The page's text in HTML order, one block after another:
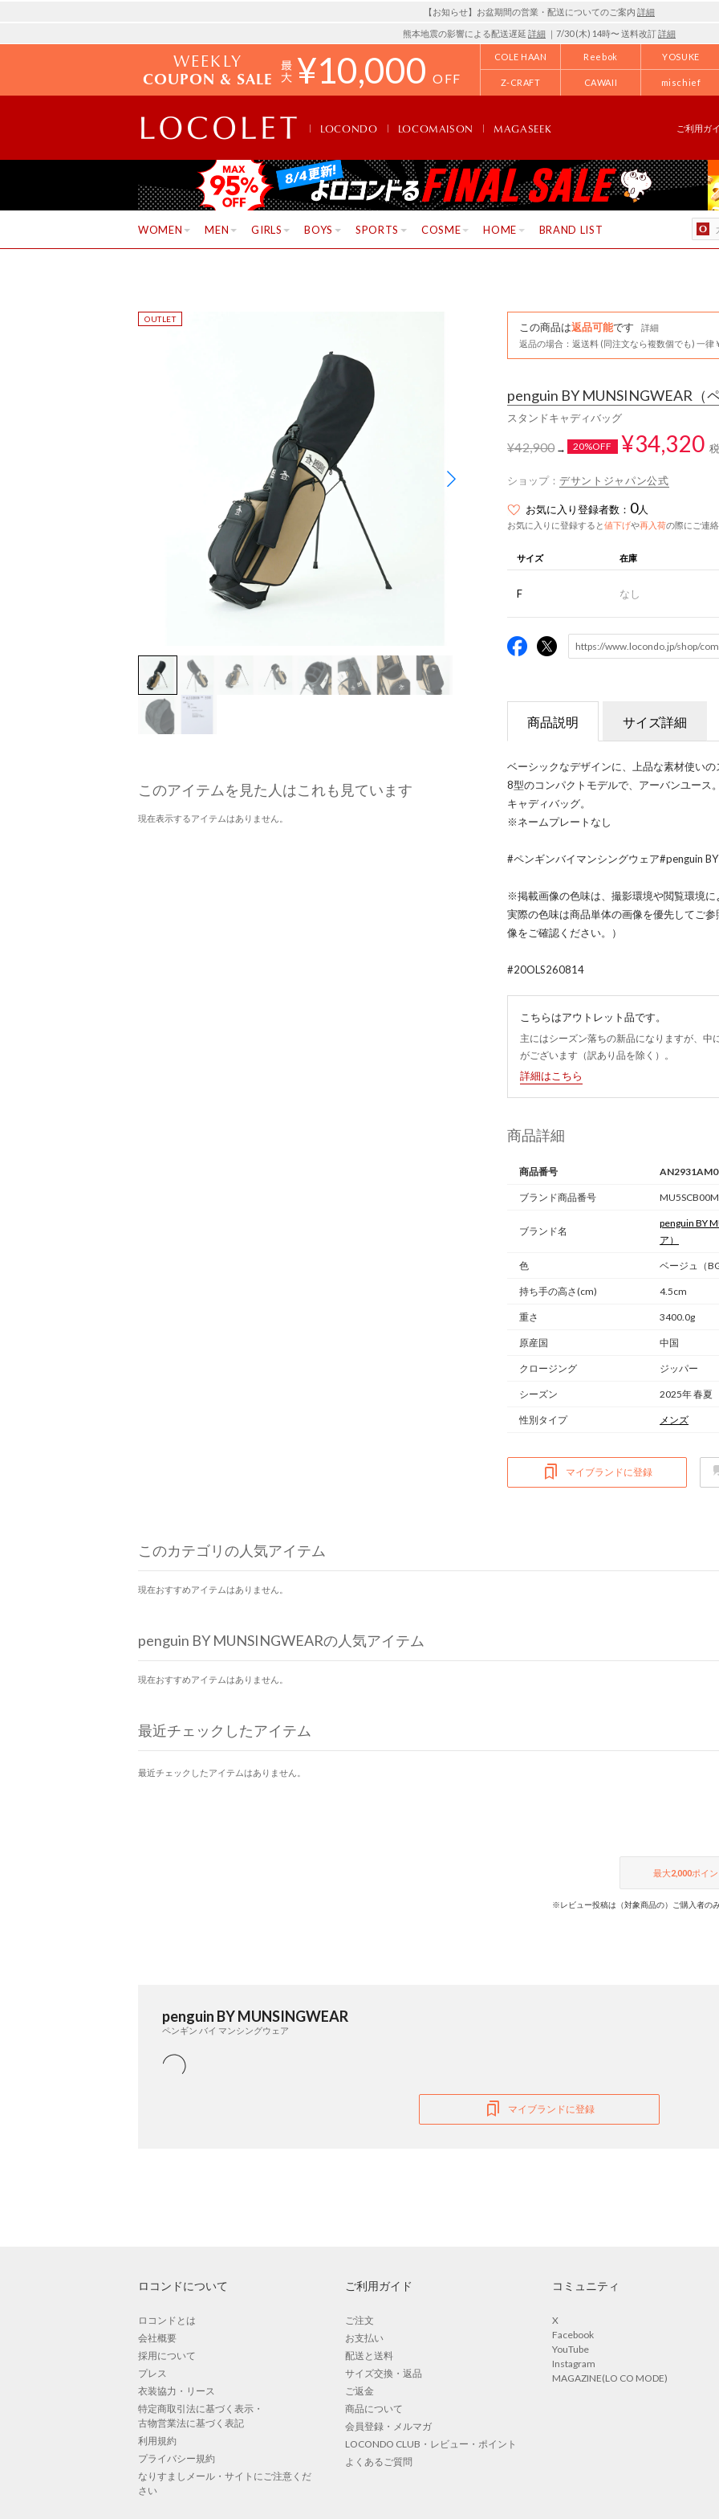
【お知らせ】お盆期間の営業・配送についてのご案内 詳細
熊本地震の影響による配送遅延 詳細 ｜7/30 (木) 14時〜 送料改訂詳細
WEEKLY
COUPON & SALE ¥10,000 OFF
COLE HAAN Reebok YOSUKE
Z-CRAFT CAWAII mischief
LOCONDO LOCOMAISON MAGASEEK ご利用ガ
WOMEN MEN GIRLS BOYS SPORTS COSME HOME BRAND LIST
このアイテムを見た人はこれも見ています
現在表示するアイテムはありません。
この商品は返品可能です
詳細
返品の場合：返送料 (同注文なら複数個でも) 一律
penguin BY MUNSINGWEAR （
スタンドキャディバッグ
¥42,900→ 20%OFF ¥34,320
ショップ： デサントジャパン公式
お気に入り登録者数： 0人
お気に入りに登録すると値下げや再入荷の際にご連
サイズ 在庫
F なし
商品説明 サイズ詳細
ベーシックなデザインに、上品な素材使いの
8型のコンパクトモデルで、アーバンユース
キャディバッグ。
※ネームプレートなし
#ペンギンバイマンシングウェア#penguin
※掲載画像の色味は、撮影環境や閲覧環境に
実際の色味は商品単体の画像を優先してご
像をご確認ください。）
#20OLS260814
こちらはアウトレット品です。
主にはシーズン落ちの新品になりますが、
がございます（訳あり品を除く）。
詳細はこちら
商品詳細
商品番号
ブランド商品番号
ブランド名
penguin BY
ア）
色 ベージュ（
持ち手の高さ(cm) 4.5cm
重さ 3400.0g
原産国 中国
クロージング ジッパー
シーズン 2025年 春夏
性別タイプ メンズ
マイブランドに登録
このカテゴリの人気アイテム
現在おすすめアイテムはありません。
penguin BY MUNSINGWEARの人気アイテム
現在おすすめアイテムはありません。
最近チェックしたアイテム
最近チェックしたアイテムはありません。
最大2,000ポイ
※レビュー投稿は（対象商品の）ご購入者の
penguin BY MUNSINGWEAR
ペンギン バイ マンシングウェア
マイブランドに登録
ロコンドについて
ロコンドとは
会社概要
採用について
プレス
衣装協力・リース
特定商取引法に基づく表示・
古物営業法に基づく表記
利用規約
プライバシー規約
なりすましメール・サイトにご注意くだ
さい
ご利用ガイド
ご注文
お支払い
配送と送料
サイズ交換・返品
ご返金
商品について
会員登録・メルマガ
LOCONDO CLUB・レビュー・ポイント
よくあるご質問
コミュニティ
X
Facebook
YouTube
Instagram
MAGAZINE(LO CO MODE)